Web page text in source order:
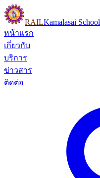
RAILKamalasai School
หน้าแรก
เกี่ยวกับ
บริการ
ข่าวสาร
ติดต่อ